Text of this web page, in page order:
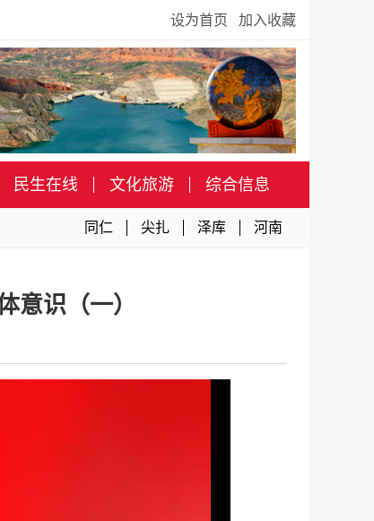
设为首页 加入收藏
民生在线 文化旅游 综合信息
同仁 尖扎 泽库 河南
意识（一）